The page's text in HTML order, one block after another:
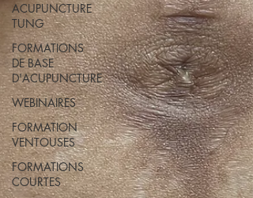
ACUPUNCTURE
TUNG
FORMATIONS
DE BASE
D'ACUPUNCTURE
WEBINAIRES
FORMATION
VENTOUSES
FORMATIONS
COURTES